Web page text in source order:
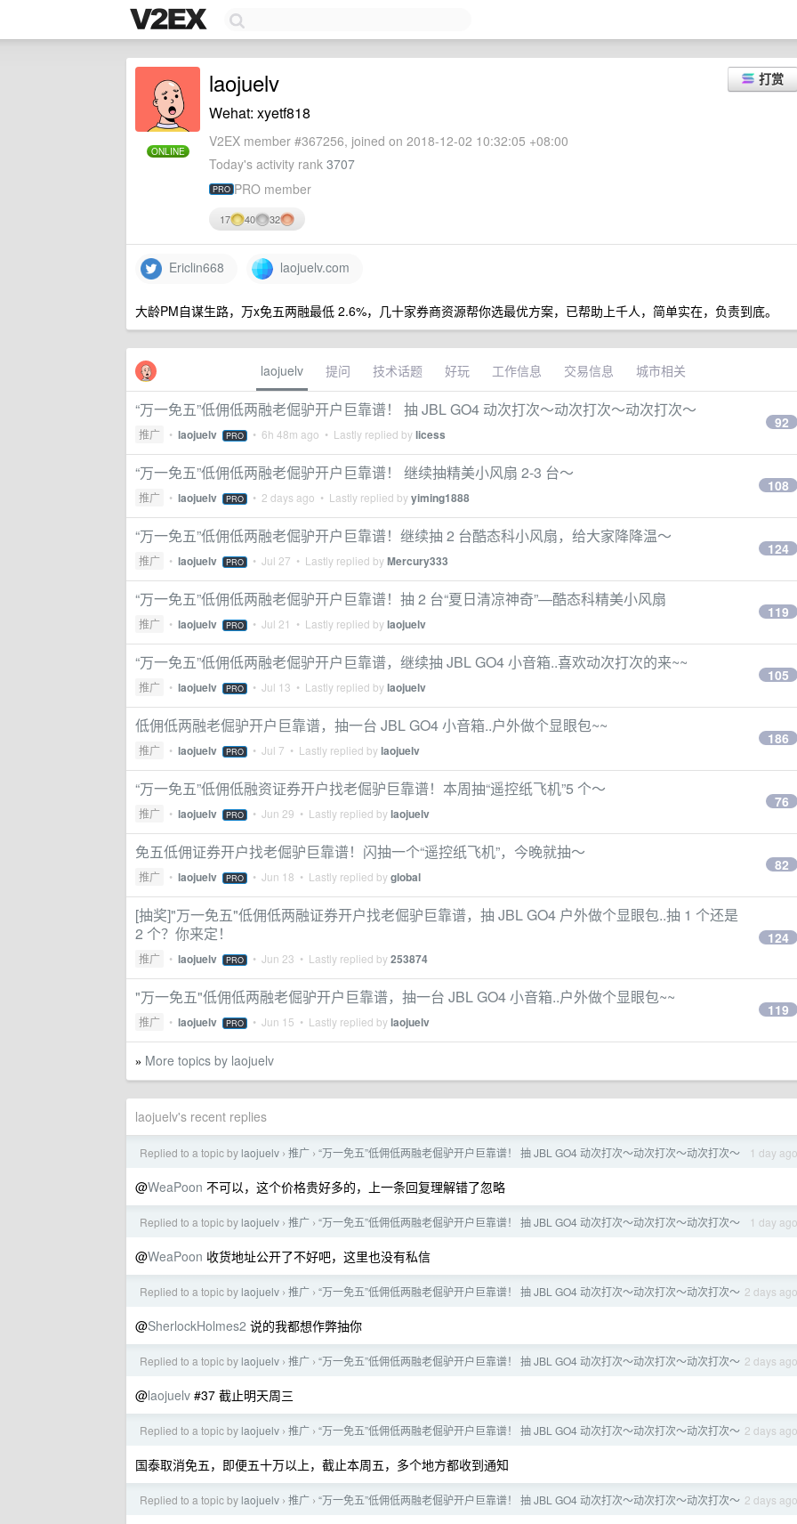
ONLINE
打赏
laojuelv
Wehat: xyetf818
V2EX member #367256, joined on 2018-12-02 10:32:05 +08:00
Today's activity rank 3707
PRO PRO member
17 40 32
Ericlin668 laojuelv.com
大龄PM自谋生路，万x免五两融最低 2.6%，几十家券商资源帮你选最优方案，已帮助上千人，简单实在，负责到底。
laojuelv 提问 技术话题 好玩 工作信息 交易信息 城市相关
“万一免五”低佣低两融老倔驴开户巨靠谱！ 抽 JBL GO4 动次打次～动次打次～动次打次～
推广 • laojuelv PRO • 6h 48m ago • Lastly replied bylicess
92
“万一免五”低佣低两融老倔驴开户巨靠谱！ 继续抽精美小风扇 2-3 台～
推广 • laojuelv PRO • 2 days ago • Lastly replied byyiming1888
108
“万一免五”低佣低两融老倔驴开户巨靠谱！继续抽 2 台酷态科小风扇，给大家降降温～
推广 • laojuelv PRO • Jul 27 • Lastly replied byMercury333
124
“万一免五”低佣低两融老倔驴开户巨靠谱！抽 2 台“夏日清凉神奇”—酷态科精美小风扇
推广 • laojuelv PRO • Jul 21 • Lastly replied bylaojuelv
119
“万一免五”低佣低两融老倔驴开户巨靠谱，继续抽 JBL GO4 小音箱..喜欢动次打次的来~~
推广 • laojuelv PRO • Jul 13 • Lastly replied bylaojuelv
105
低佣低两融老倔驴开户巨靠谱，抽一台 JBL GO4 小音箱..户外做个显眼包~~
推广 • laojuelv PRO • Jul 7 • Lastly replied bylaojuelv
186
“万一免五”低佣低融资证券开户找老倔驴巨靠谱！本周抽“遥控纸飞机”5 个～
推广 • laojuelv PRO • Jun 29 • Lastly replied bylaojuelv
76
免五低佣证券开户找老倔驴巨靠谱！闪抽一个“遥控纸飞机”，今晚就抽～
推广 • laojuelv PRO • Jun 18 • Lastly replied byglobal
82
[抽奖]"万一免五"低佣低两融证券开户找老倔驴巨靠谱，抽 JBL GO4 户外做个显眼包..抽 1 个还是
2 个？你来定！
推广 • laojuelv PRO • Jun 23 • Lastly replied by253874
124
"万一免五"低佣低两融老倔驴开户巨靠谱，抽一台 JBL GO4 小音箱..户外做个显眼包~~
推广 • laojuelv PRO • Jun 15 • Lastly replied bylaojuelv
119
» More topics by laojuelv
laojuelv's recent replies
1 day ago
Replied to a topic by laojuelv › 推广 › “万一免五”低佣低两融老倔驴开户巨靠谱！ 抽 JBL GO4 动次打次～动次打次～动次打次～
@WeaPoon 不可以，这个价格贵好多的，上一条回复理解错了忽略
1 day ago
Replied to a topic by laojuelv › 推广 › “万一免五”低佣低两融老倔驴开户巨靠谱！ 抽 JBL GO4 动次打次～动次打次～动次打次～
@WeaPoon 收货地址公开了不好吧，这里也没有私信
2 days ago
Replied to a topic by laojuelv › 推广 › “万一免五”低佣低两融老倔驴开户巨靠谱！ 抽 JBL GO4 动次打次～动次打次～动次打次～
@SherlockHolmes2 说的我都想作弊抽你
2 days ago
Replied to a topic by laojuelv › 推广 › “万一免五”低佣低两融老倔驴开户巨靠谱！ 抽 JBL GO4 动次打次～动次打次～动次打次～
@laojuelv #37 截止明天周三
2 days ago
Replied to a topic by laojuelv › 推广 › “万一免五”低佣低两融老倔驴开户巨靠谱！ 抽 JBL GO4 动次打次～动次打次～动次打次～
国泰取消免五，即便五十万以上，截止本周五，多个地方都收到通知
2 days ago
Replied to a topic by laojuelv › 推广 › “万一免五”低佣低两融老倔驴开户巨靠谱！ 抽 JBL GO4 动次打次～动次打次～动次打次～